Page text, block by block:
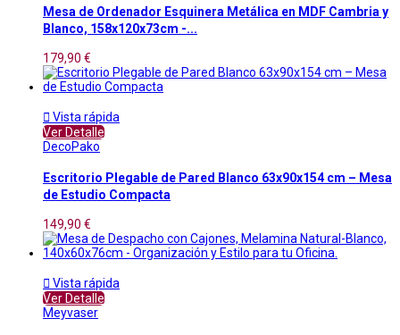
Mesa de Ordenador Esquinera Metálica en MDF Cambria y
Blanco, 158x120x73cm -...
179,90 €
 Vista rápida
Ver Detalle
DecoPako
Escritorio Plegable de Pared Blanco 63x90x154 cm – Mesa
de Estudio Compacta
149,90 €
 Vista rápida
Ver Detalle
Meyvaser